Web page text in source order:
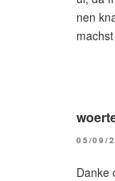
nen
05/09/
Danke